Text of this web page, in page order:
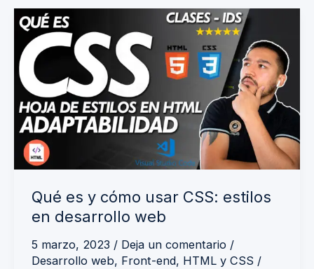
Qué es y cómo usar CSS: estilos
en desarrollo web
5 marzo, 2023 / Deja un comentario /
Desarrollo web, Front-end, HTML y CSS /
Qué
es
y
cómo
usar
CSS:
estilos
en
web